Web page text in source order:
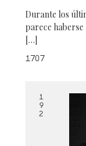
Durante los
parece
[…]
1707
1
9
2